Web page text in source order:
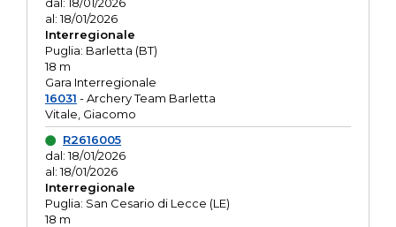
al: 18/01/2026
Interregionale
Puglia: Barletta (BT)
18 m
Gara Interregionale
16031 - Archery Team Barletta
Vitale, Giacomo
R2616005
dal: 18/01/2026
al: 18/01/2026
Interregionale
Puglia: San Cesario di Lecce (LE)
18 m